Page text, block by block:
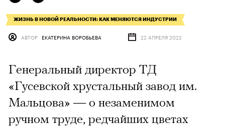
ЖИЗНЬ В НОВОЙ РЕАЛЬНОСТИ: КАК МЕНЯЮТСЯ ИНДУСТРИИ
АВТОР ЕКАТЕРИНА ВОРОБЬЕВА 22 АПРЕЛЯ 2022
Генеральный директор ТД
«Гусевской хрустальный завод им.
Мальцова» — о незаменимом
ручном труде, редчайших цветах